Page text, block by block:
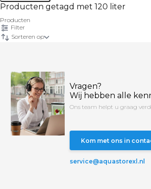
Producten getagd met 120 liter
Producten
Filter
Sorteren op
Vragen?
Wij hebben alle
Ons team helpt u graag
Kom met ons in
service@aquastorexl.nl